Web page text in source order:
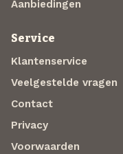
Aanbiedingen
Service
Klantenservice
Veelgestelde vragen
Contact
Privacy
Voorwaarden